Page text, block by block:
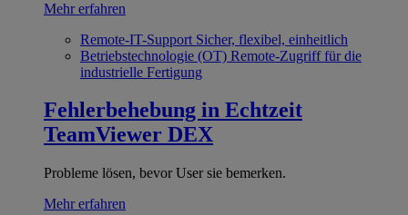
Mehr erfahren
Remote-IT-Support Sicher, flexibel, einheitlich
Betriebstechnologie (OT) Remote-Zugriff für die
industrielle Fertigung
Fehlerbehebung in Echtzeit
TeamViewer DEX
Probleme lösen, bevor User sie bemerken.
Mehr erfahren